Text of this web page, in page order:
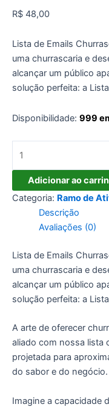
R$ 48,00
Lista de Emails
uma churrascaria e
alcançar um público
solução perfeita: a
Disponibilidade: 999
de
Emails
Churrascarias
quantidade
Adicionar ao
Categoria: Ramo de
Descrição
Avaliações (0)
Lista de Emails
uma churrascaria e
alcançar um público
solução perfeita: a
A arte de oferecer
aliado com nossa lista
projetada para
do sabor e do negócio.
Imagine a capacidade